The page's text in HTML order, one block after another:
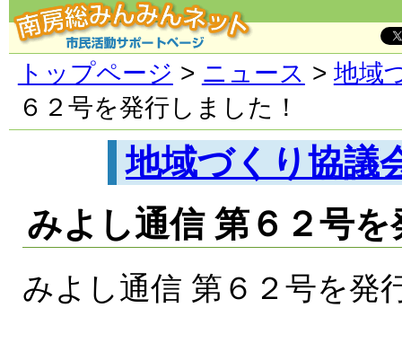
トップページ > ニュース > 地域
６２号を発行しました！
地域づくり協議
みよし通信 第６２号
みよし通信 第６２号を発